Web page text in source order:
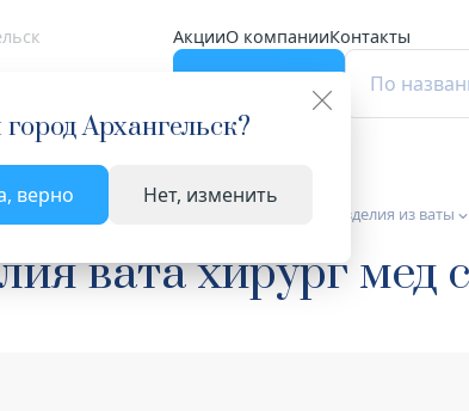
АкцииО компанииКонтакты
По
Архангельск?
верно Нет, изменить
Каталог Медицинские изделия Вата и изделия из ваты
вата хирург мед